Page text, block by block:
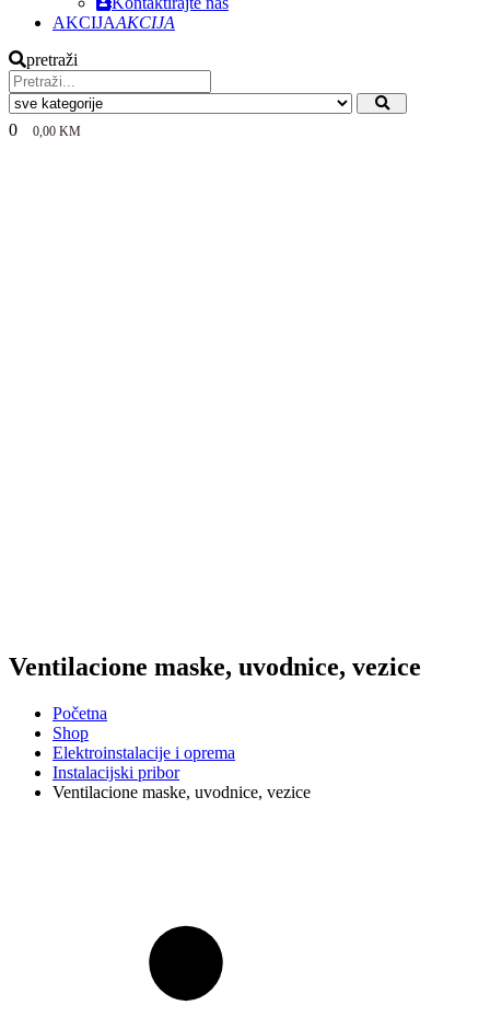
AKCIJAAKCIJA
pretraži
0 0,00 KM
Ventilacione maske, uvodnice, vezice
Početna
Shop
Elektroinstalacije i oprema
Instalacijski pribor
Ventilacione maske, uvodnice, vezice